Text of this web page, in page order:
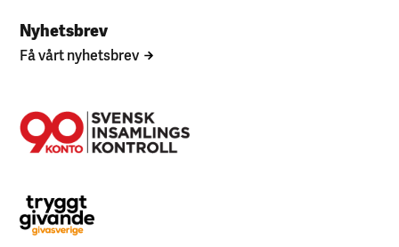
Nyhetsbrev
Få vårt nyhetsbrev